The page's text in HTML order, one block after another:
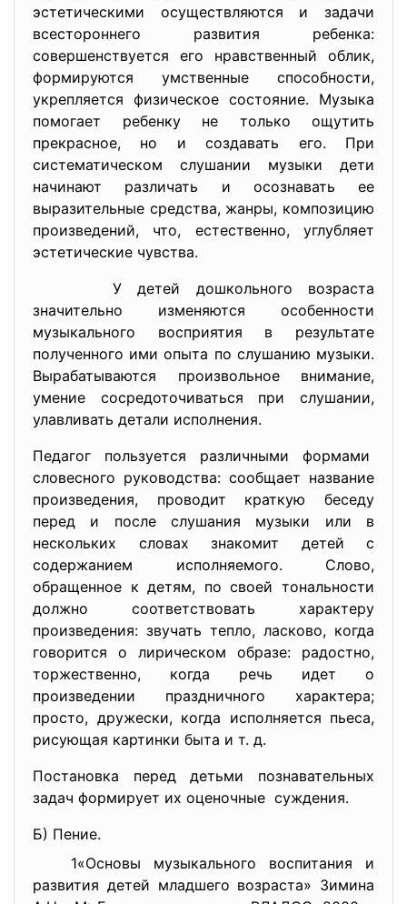
эстетическими осуществляются и задачи
всестороннего развития ребенка:
совершенствуется его нравственный облик,
формируются умственные способности,
укрепляется физическое состояние. Музыка
помогает ребенку не только ощутить
прекрасное, но и создавать его. При
систематическом слушании музыки дети
начинают различать и осознавать ее
выразительные средства, жанры, композицию
произведений, что, естественно, углубляет
эстетические чувства.
У детей дошкольного возраста
значительно изменяются особенности
музыкального восприятия в результате
полученного ими опыта по слушанию музыки.
Вырабатываются произвольное внимание,
умение сосредоточиваться при слушании,
улавливать детали исполнения.
Педагог пользуется различными формами
словесного руководства: сообщает название
произведения, проводит краткую беседу
перед и после слушания музыки или в
нескольких словах знакомит детей с
содержанием исполняемого. Слово,
обращенное к детям, по своей тональности
должно соответствовать характеру
произведения: звучать тепло, ласково, когда
говорится о лирическом образе: радостно,
торжественно, когда речь идет о
произведении праздничного характера;
просто, дружески, когда исполняется пьеса,
рисующая картинки быта и т. д.
Постановка перед детьми познавательных
задач формирует их оценочные суждения.
Б) Пение.
1«Основы музыкального воспитания и
развития детей младшего возраста» Зимина